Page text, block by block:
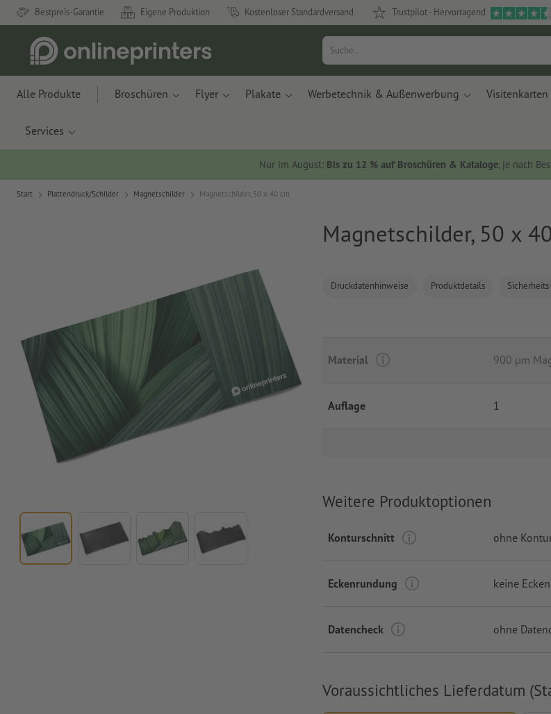
Bestpreis-Garantie Eigene Produktion Kostenloser Standardversand Trustpilot - Hervorragend
Alle Produkte Broschüren Flyer Plakate Werbetechnik & Außenwerbung Visitenkarten
Services
Nur im August: Bis zu 12 % auf Broschüren & Kataloge, je nach
Start Plattendruck/Schilder Magnetschilder Magnetschilder, 50 x 40 cm
Magnetschilder, 50 x
Druckdatenhinweise Produktdetails
Material 900 µm
Auflage 1
Weitere Produktoptionen
Konturschnitt ohne
Eckenrundung keine
Datencheck ohne
Voraussichtliches Lieferdatum